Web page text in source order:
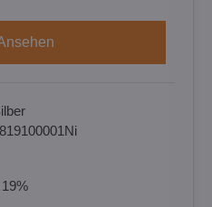
Ansehen